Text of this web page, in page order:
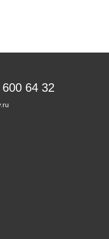
64 32